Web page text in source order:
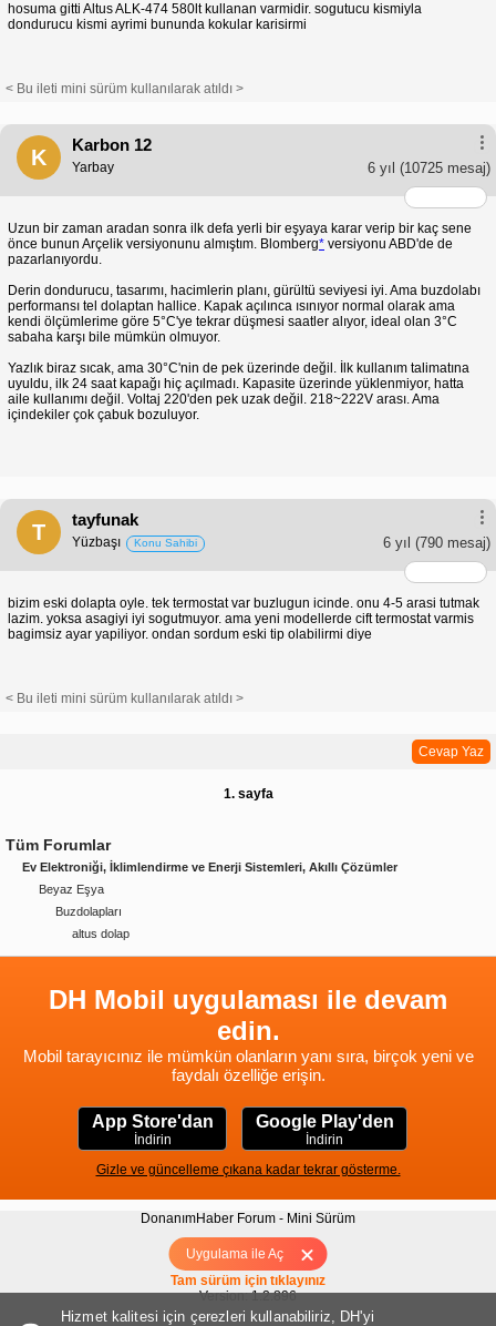
Uygulama ile Aç
hosuma gitti Altus ALK-474 580lt kullanan varmidir. sogutucu kismiyla
dondurucu kismi ayrimi bununda kokular karisirmi
< Bu ileti mini sürüm kullanılarak atıldı >
K
Karbon 12
6 yıl (10725 mesaj)
Yarbay
Uzun bir zaman aradan sonra ilk defa yerli bir eşyaya karar verip bir kaç sene
önce bunun Arçelik versiyonunu almıştım. Blomberg* versiyonu ABD'de de
pazarlanıyordu.
Derin dondurucu, tasarımı, hacimlerin planı, gürültü seviyesi iyi. Ama buzdolabı
performansı tel dolaptan hallice. Kapak açılınca ısınıyor normal olarak ama
kendi ölçümlerime göre 5°C'ye tekrar düşmesi saatler alıyor, ideal olan 3°C
sabaha karşı bile mümkün olmuyor.
Yazlık biraz sıcak, ama 30°C'nin de pek üzerinde değil. İlk kullanım talimatına
uyuldu, ilk 24 saat kapağı hiç açılmadı. Kapasite üzerinde yüklenmiyor, hatta
aile kullanımı değil. Voltaj 220'den pek uzak değil. 218~222V arası. Ama
içindekiler çok çabuk bozuluyor.
T
tayfunak
6 yıl (790 mesaj)
Yüzbaşı Konu Sahibi
bizim eski dolapta oyle. tek termostat var buzlugun icinde. onu 4-5 arasi tutmak
lazim. yoksa asagiyi iyi sogutmuyor. ama yeni modellerde cift termostat varmis
bagimsiz ayar yapiliyor. ondan sordum eski tip olabilirmi diye
< Bu ileti mini sürüm kullanılarak atıldı >
Cevap Yaz
1. sayfa
Tüm Forumlar
Ev Elektroniği, İklimlendirme ve Enerji Sistemleri, Akıllı Çözümler
Beyaz Eşya
Buzdolapları
altus dolap
DH Mobil uygulaması ile devam
edin.
Mobil tarayıcınız ile mümkün olanların yanı sıra, birçok yeni ve
faydalı özelliğe erişin.
App Store'dan
İndirin
Google Play'den
İndirin
Gizle ve güncelleme çıkana kadar tekrar gösterme.
DonanımHaber Forum - Mini Sürüm
Hakkımızda|Yukarı
Tam sürüm için tıklayınız
Version: 1.2.896
Hizmet kalitesi için çerezleri kullanabiliriz, DH'yi